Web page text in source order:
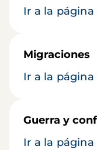
Ir a la
Migraciones
Ir a la
Guerra y
Ir a la